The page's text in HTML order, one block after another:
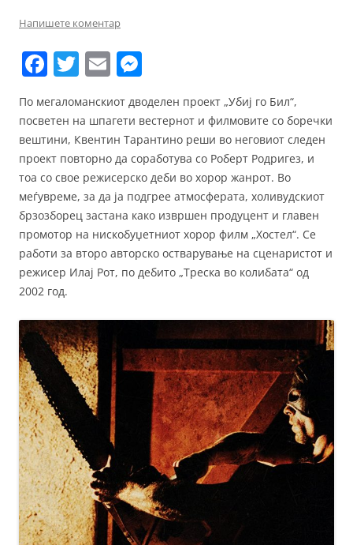
Напишете коментар
F
c
e
b
o
o
k
T
itt
er
E
ai
l
ss
e
n
g
er
По мегаломанскиот дводелен проект „Убиј го Бил“,
посветен на шпагети вестернот и филмовите со боречки
вештини, Квентин Тарантино реши во неговиот следен
проект повторно да соработува со Роберт Родригез, и
тоа со свое режисерско деби во хорор жанрот. Во
меѓувреме, за да ја подгрее атмосферата, холивудскиот
брзозборец застана како извршен продуцент и главен
промотор на нискобуџетниот хорор филм „Хостел“. Се
работи за второ авторско остварување на сценаристот и
режисер Илај Рот, по дебито „Треска во колибата“ од
2002 год.